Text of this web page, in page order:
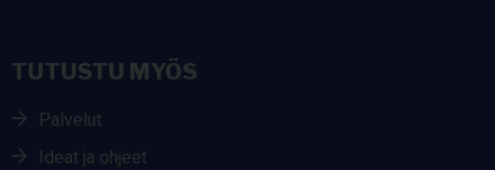
TUTUSTU MYÖS
Palvelut
Ideat ja ohjeet